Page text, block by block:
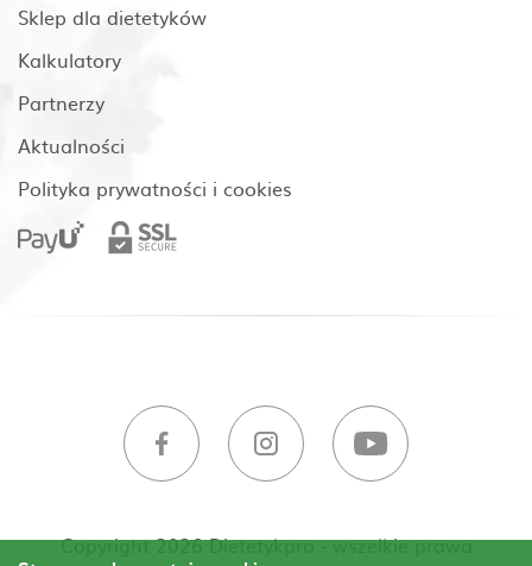
Sklep dla dietetyków
Kalkulatory
Partnerzy
Aktualności
Polityka prywatności i cookies
Copyright 2026 Dietetykpro - wszelkie prawa